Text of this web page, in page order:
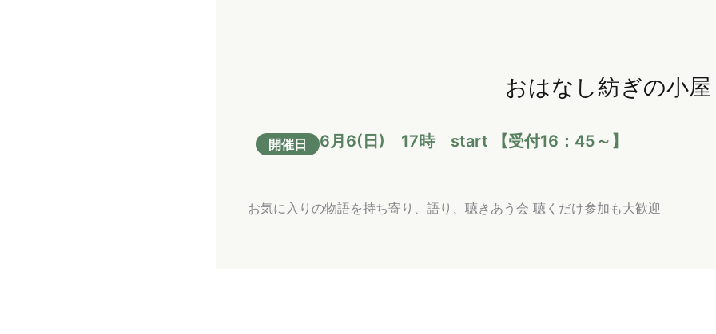
おはなし紡ぎの小
開催日 6月6(日) 17時 start 【受付16：45～】
お気に入りの物語を持ち寄り、語り、聴きあう会 聴くだけ参加も大歓迎